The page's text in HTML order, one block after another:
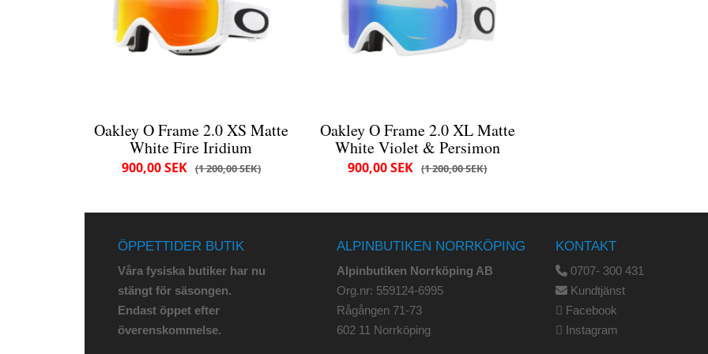
Oakley O Frame 2.0 XS Matte
White Fire Iridium
1 200,00 SEK
900,00 SEK
Oakley O Frame 2.0 XL Matte
White Violet & Persimon
1 200,00 SEK
900,00 SEK
ÖPPETTIDER BUTIK
Våra fysiska butiker har nu
stängt för säsongen.
Endast öppet efter
överenskommelse.
ALPINBUTIKEN NORRKÖPING
Alpinbutiken Norrköping AB
Org.nr: 559124-6995
Rågången 71-73
602 11 Norrköping
KONTAKT
0707- 300 431
Kundtjänst
Facebook
Instagram